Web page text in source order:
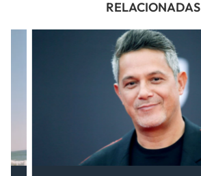
RELACIONADAS